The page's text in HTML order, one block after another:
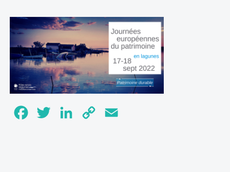
FacebookTwitter LinkedInCopy